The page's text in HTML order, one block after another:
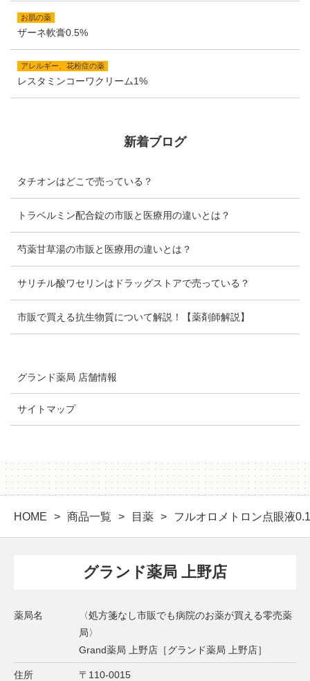
HOME 商品一覧 目薬 フルオロメトロン点眼液
お肌の薬
ザーネ軟膏0.5%
アレルギー、花粉症の薬
レスタミンコーワクリーム1%
新着ブログ
タチオンはどこで売っている？
トラベルミン配合錠の市販と医療用の違いとは？
芍薬甘草湯の市販と医療用の違いとは？
サリチル酸ワセリンはドラッグストアで売っている？
市販で買える抗生物質について解説！【薬剤師解説】
グランド薬局 店舗情報
サイトマップ
グランド薬局 上野店
薬局名
〈処方箋なし市販でも病院のお薬が買える零売薬
局〉
Grand薬局 上野店［グランド薬局 上野店］
住所
〒110-0015